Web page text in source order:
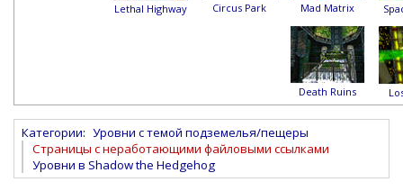
Lethal Highway Circus Park Mad Matrix
Death Ruins
Категории: Уровни с темой подземелья/пещеры
Страницы с неработающими файловыми ссылками
Уровни в Shadow the Hedgehog